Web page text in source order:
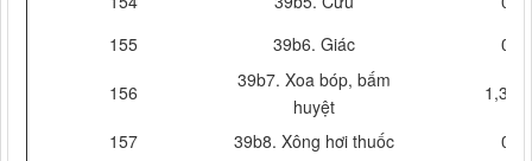
155
39b6. Giác 0
156
39b7. Xoa bóp, bấm
huyệt
1,319
157 39b8. Xông hơi thuốc
0